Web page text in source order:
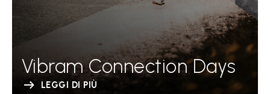
Vibram Connection Days
LEGGI DI PIÙ